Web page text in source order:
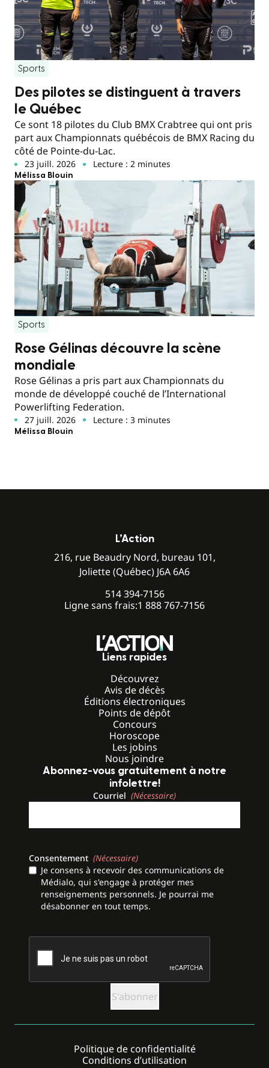
Sports
Des pilotes se distinguent à travers
le Québec
Ce sont 18 pilotes du Club BMX Crabtree qui ont pris
part aux Championnats québécois de BMX Racing du
côté de Pointe-du-Lac.
23 juill. 2026 Lecture : 2 minutes
Mélissa Blouin
Sports
Rose Gélinas découvre la scène
mondiale
Rose Gélinas a pris part aux Championnats du
monde de développé couché de l’International
Powerlifting Federation.
27 juill. 2026 Lecture : 3 minutes
Mélissa Blouin
L’Action
216, rue Beaudry Nord, bureau 101,
Joliette (Québec) J6A 6A6
514 394-7156
Ligne sans frais:1 888 767-7156
Liens rapides
Découvrez
Avis de décès
Éditions électroniques
Points de dépôt
Concours
Horoscope
Les jobins
Nous joindre
Abonnez-vous gratuitement à notre
infolettre!
Courriel (Nécessaire)
Consentement (Nécessaire)
Je consens à recevoir des communications de
Médialo, qui s'engage à protéger mes
renseignements personnels. Je pourrai me
désabonner en tout temps.
Politique de confidentialité
Conditions d’utilisation